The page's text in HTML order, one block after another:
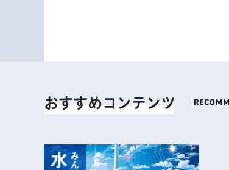
おすすめコンテンツ